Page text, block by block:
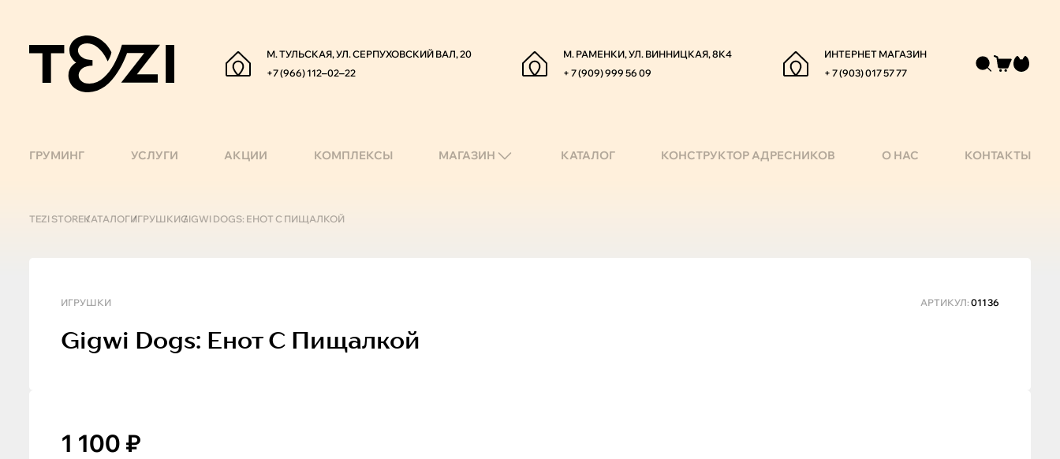
М. ТУЛЬСКАЯ, УЛ. СЕРПУХОВСКИЙ ВАЛ, 20
+7 (966) 112‒02‒22
М. РАМЕНКИ, УЛ. ВИННИЦКАЯ, 8К4
+ 7 (909) 999 56 09
ИНТЕРНЕТ МАГАЗИН
+ 7 (903) 017 57 77
ГРУМИНГ УСЛУГИ АКЦИИ КОМПЛЕКСЫ МАГАЗИН КАТАЛОГ КОНСТРУКТОР АДРЕСНИКОВ О НАС КОНТАКТЫ
TEZI STOREКАТАЛОГИГРУШКИGIGWI DOGS: ЕНОТ С ПИЩАЛКОЙ
ИГРУШКИ АРТИКУЛ: 01136
Gigwi Dogs: Енот С Пищалкой
1 100 ₽